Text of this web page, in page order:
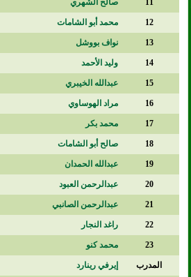
11 صالح الشهري
12 محمد أبو الشامات
13 نواف بووشل
14 وليد الأحمد
15 عبدالله الخيبري
16 مراد الهوساوي
17 محمد بكر
18 صالح أبو الشامات
19 عبدالله الحمدان
20 عبدالرحمن العبود
21 عبدالرحمن الصانبي
22 راغد النجار
23 محمد كنو
المدرب إيرفي رينارد